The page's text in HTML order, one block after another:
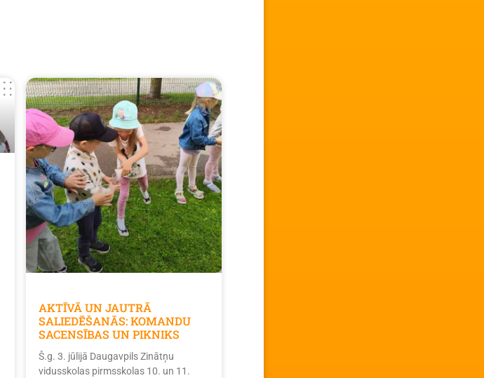
AKTĪVĀ UN JAUTRĀ
SALIEDĒŠANĀS: KOMANDU
SACENSĪBAS UN PIKNIKS
Š.g. 3. jūlijā Daugavpils Zinātņu
vidusskolas pirmsskolas 10. un 11.